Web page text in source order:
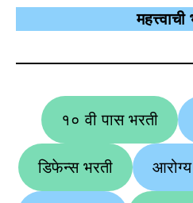
महत्त्वाची
१० वी पास भरती
डिफेन्स भरती